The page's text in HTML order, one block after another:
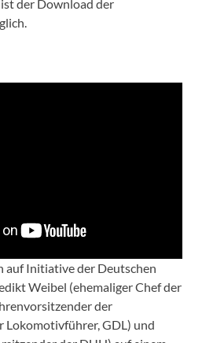
der Download der
auf Initiative der Deutschen
Weibel (ehemaliger Chef der
der
Lokomotivführer, GDL) und